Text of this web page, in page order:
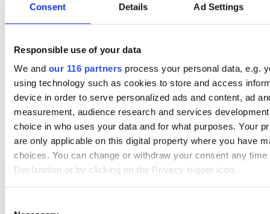
Consent Details Ad Settings
Responsible use of your data
We and our 116 partners process your personal data, e.g.
using technology such as cookies to store and access
device in order to serve personalized ads and content, ad
measurement, audience research and services
choice in who uses your data and for what purposes. Your
are only applicable on this digital property where you have
choices. You can change or withdraw your consent any
Declaration or by clicking on the Privacy trigger icon.
STUDIE: Väljarna straffar partier
hårdare än de belönar
Väljare straffare undermåliga prestationer hårdare än de belönar
en studie från Göteborgs Universitet.
politik
Undersökning & Analys
Se alla nyheter
Utvalda kategorier
Affärer Annons Almedalen